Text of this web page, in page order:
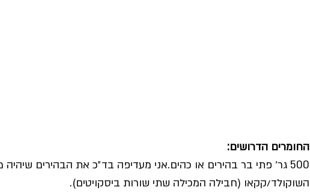
החומרים הדרושים:
500 גר׳ פתי בר בהירים או כהים.אני מעדיפה בד״כ את הבהירים
השוקולד/קקאו (חבילה המכילה שתי שורות ביסקויטים).